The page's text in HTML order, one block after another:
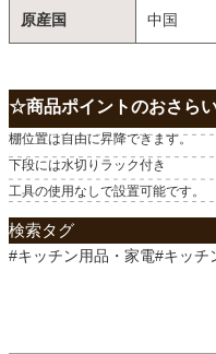
原産国 中国
☆商品ポイントのおさら
棚位置は自由に昇降できます。
下段には水切りラック付き
工具の使用なしで設置可能です。
検索タグ
#キッチン用品・家電#キッチ